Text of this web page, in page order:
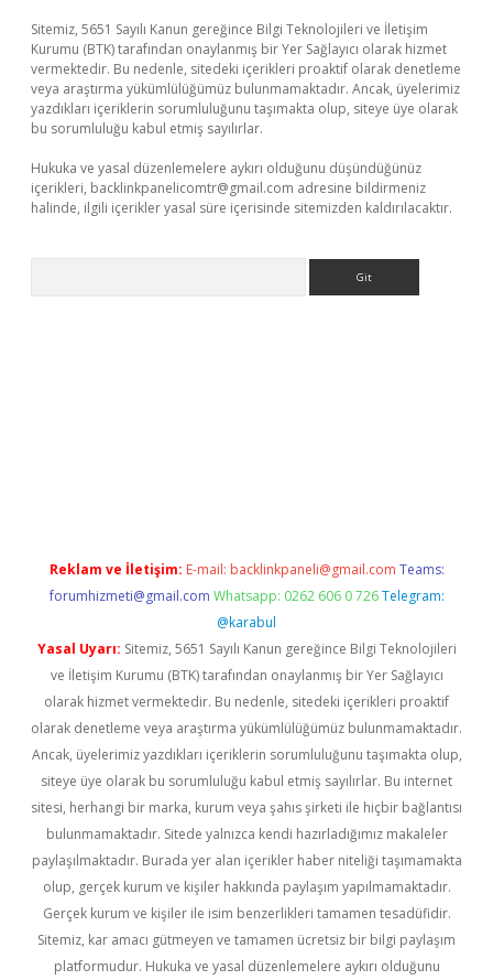
Sitemiz, 5651 Sayılı Kanun gereğince Bilgi Teknolojileri ve İletişim
Kurumu (BTK) tarafından onaylanmış bir Yer Sağlayıcı olarak hizmet
vermektedir. Bu nedenle, sitedeki içerikleri proaktif olarak denetleme
veya araştırma yükümlülüğümüz bulunmamaktadır. Ancak, üyelerimiz
yazdıkları içeriklerin sorumluluğunu taşımakta olup, siteye üye olarak
bu sorumluluğu kabul etmiş sayılırlar.
Hukuka ve yasal düzenlemelere aykırı olduğunu düşündüğünüz
içerikleri, backlinkpanelicomtr@gmail.com adresine bildirmeniz
halinde, ilgili içerikler yasal süre içerisinde sitemizden kaldırılacaktır.
Reklam ve İletişim: E-mail: backlinkpaneli@gmail.com Teams:
forumhizmeti@gmail.com Whatsapp: 0262 606 0 726 Telegram:
@karabul
Yasal Uyarı: Sitemiz, 5651 Sayılı Kanun gereğince Bilgi Teknolojileri
ve İletişim Kurumu (BTK) tarafından onaylanmış bir Yer Sağlayıcı
olarak hizmet vermektedir. Bu nedenle, sitedeki içerikleri proaktif
olarak denetleme veya araştırma yükümlülüğümüz bulunmamaktadır.
Ancak, üyelerimiz yazdıkları içeriklerin sorumluluğunu taşımakta olup,
siteye üye olarak bu sorumluluğu kabul etmiş sayılırlar. Bu internet
sitesi, herhangi bir marka, kurum veya şahıs şirketi ile hiçbir bağlantısı
bulunmamaktadır. Sitede yalnızca kendi hazırladığımız makaleler
paylaşılmaktadır. Burada yer alan içerikler haber niteliği taşımamakta
olup, gerçek kurum ve kişiler hakkında paylaşım yapılmamaktadır.
Gerçek kurum ve kişiler ile isim benzerlikleri tamamen tesadüfidir.
Sitemiz, kar amacı gütmeyen ve tamamen ücretsiz bir bilgi paylaşım
platformudur. Hukuka ve yasal düzenlemelere aykırı olduğunu